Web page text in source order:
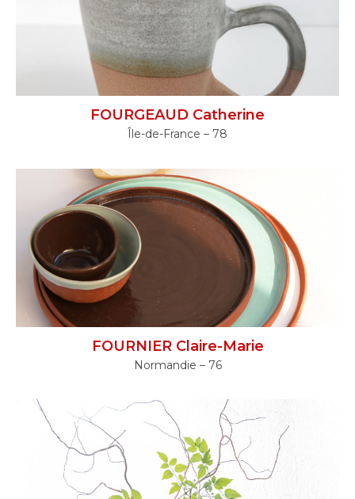
FOURGEAUD Catherine
Île-de-France – 78
FOURNIER Claire-Marie
Normandie – 76